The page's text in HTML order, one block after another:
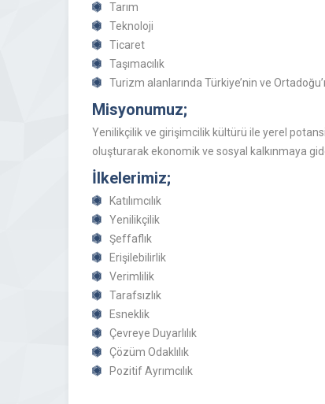
Tarım
Teknoloji
Ticaret
Taşımacılık
Turizm alanlarında Türkiye’nin ve
Misyonumuz;
Yenilikçilik ve girişimcilik kültürü ile yerel
oluşturarak ekonomik ve sosyal kalkınmaya
İlkelerimiz;
Katılımcılık
Yenilikçilik
Şeffaflık
Erişilebilirlik
Verimlilik
Tarafsızlık
Esneklik
Çevreye Duyarlılık
Çözüm Odaklılık
Pozitif Ayrımcılık